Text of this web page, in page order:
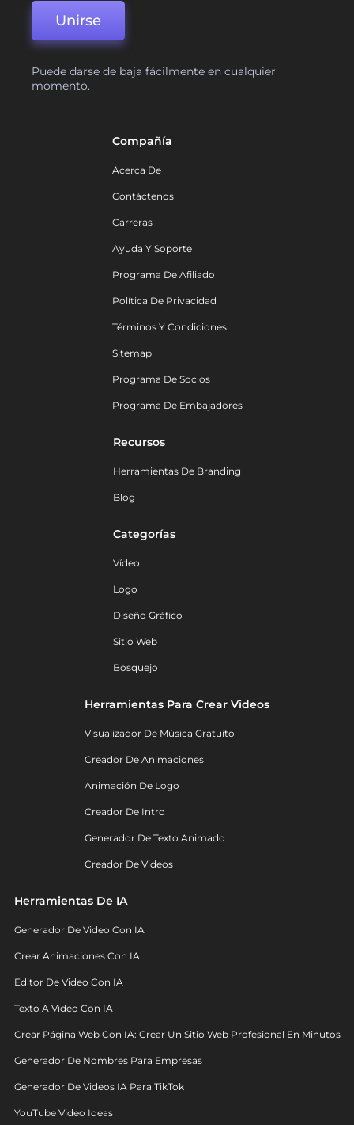
Unirse
Puede darse de baja fácilmente en cualquier
momento.
Compañía
Acerca De
Contáctenos
Carreras
Ayuda Y Soporte
Programa De Afiliado
Política De Privacidad
Términos Y Condiciones
Sitemap
Programa De Socios
Programa De Embajadores
Recursos
Herramientas De Branding
Blog
Categorías
Vídeo
Logo
Diseño Gráfico
Sitio Web
Bosquejo
Herramientas Para Crear Videos
Visualizador De Música Gratuito
Creador De Animaciones
Animación De Logo
Creador De Intro
Generador De Texto Animado
Creador De Videos
Herramientas De IA
Generador De Video Con IA
Crear Animaciones Con IA
Editor De Video Con IA
Texto A Video Con IA
Crear Página Web Con IA: Crear Un Sitio Web Profesional En Minutos
Generador De Nombres Para Empresas
Generador De Videos IA Para TikTok
YouTube Video Ideas